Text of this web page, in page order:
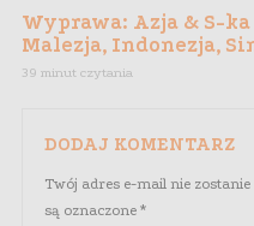
Wyprawa: Azja & S-
Malezja, Indonezja,
39 minut czytania
DODAJ KOMENTARZ
Twój adres e-mail nie zostanie
są oznaczone *